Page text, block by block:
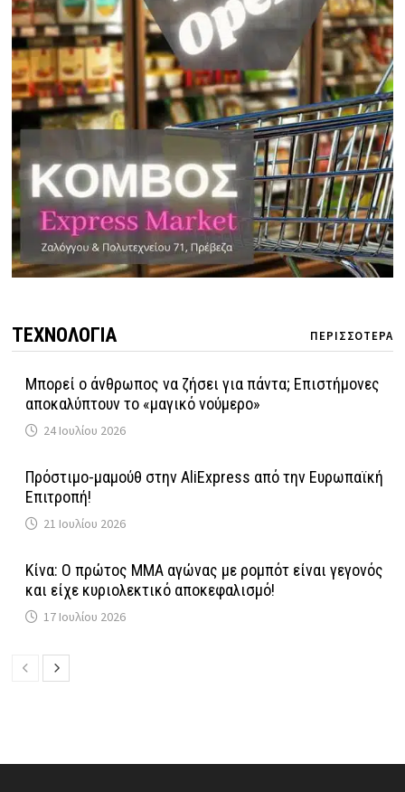
ΤΕΧΝΟΛΟΓΙΑ ΠΕΡΙΣΣΟΤΕΡΑ
Μπορεί ο άνθρωπος να ζήσει για πάντα; Επιστήμονες
αποκαλύπτουν το «μαγικό νούμερο»
24 Ιουλίου 2026
Πρόστιμο-μαμούθ στην AliExpress από την Ευρωπαϊκή
Επιτροπή!
21 Ιουλίου 2026
Κίνα: Ο πρώτος MMA αγώνας με ρομπότ είναι γεγονός
και είχε κυριολεκτικό αποκεφαλισμό!
17 Ιουλίου 2026